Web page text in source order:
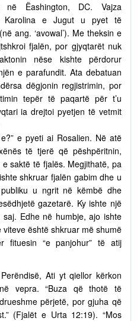
në Ëashington, DC. Vajza
Karolina e Jugut u pyet të
ang. ‘avowal’). Me theksin e
fjalën, por gjyqtarët nuk
nëse kishte përdorur
e parafundit. Ata debatuan
dëgjonin regjistrimin, por
tepër të paqartë për t’u
ia drejtoi pyetjen të vetmit
e pyeti ai Rosalien. Në atë
të tjerë që pëshpëritnin,
saktë të fjalës. Megjithatë, pa
shkruar fjalën gabim dhe u
u ngrit në këmbë dhe
gazetarë. Ky ishte një
Edhe në humbje, ajo ishte
është shkruar më shumë
fituesin “e panjohur” të atij
Ati yt qiellor kërkon
vepra. “Buza që thotë të
përjetë, por gjuha që
(Fjalët e Urta 12:19). “Mos